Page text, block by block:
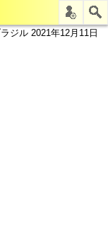
ジル 2021年12月11日